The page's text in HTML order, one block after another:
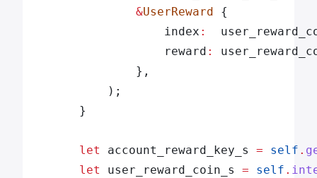
                &
UserReward {
                    index
:
                    reward
:
                },
            );
        }
        let
account_reward_key_s = self .
        let
user_reward_coin_s = self .